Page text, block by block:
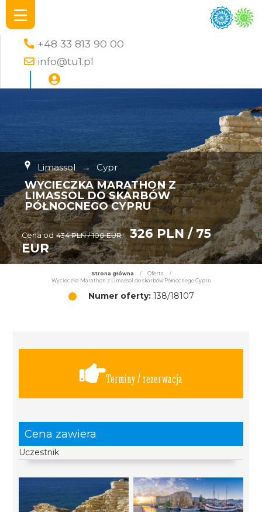
+48 33 813 90 00
info@tu1.pl
Limassol → Cypr
WYCIECZKA MARATHON Z
LIMASSOL DO SKARBÓW
PÓŁNOCNEGO CYPRU
Cena od 434 PLN / 100 EUR
326 PLN / 75
EUR
Strona główna / Oferta
/
Wycieczka Marathon z Limassol do skarbów Północnego Cypru
Numer oferty:138/18107
Terminy / rezerwacja
Cena zawiera
Uczestnik